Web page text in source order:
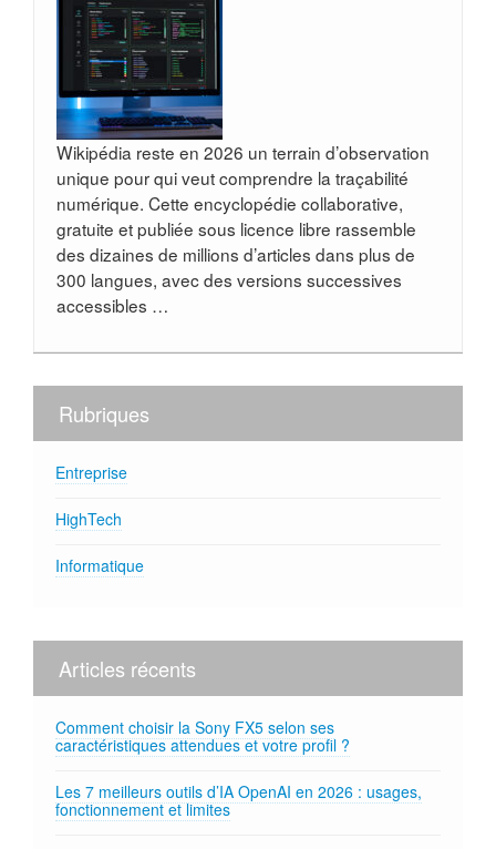
Wikipédia reste en 2026 un terrain d’observation
unique pour qui veut comprendre la traçabilité
numérique. Cette encyclopédie collaborative,
gratuite et publiée sous licence libre rassemble
des dizaines de millions d’articles dans plus de
300 langues, avec des versions successives
accessibles …
Rubriques
Entreprise
HighTech
Informatique
Articles récents
Comment choisir la Sony FX5 selon ses
caractéristiques attendues et votre profil ?
Les 7 meilleurs outils d’IA OpenAI en 2026 : usages,
fonctionnement et limites